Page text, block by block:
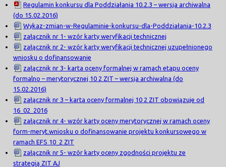
Regulamin konkursu dla Poddziałania 10.2.3 – wersja archiwalna
(do 15.02.2016)
Wykaz-zmian-w-Regulaminie-konkursu-dla-Poddziałania-10.2.3
załącznik nr 1- wzór karty weryfikacji technicznej
załącznik nr 2- wzór karty weryfikacji technicznej uzupełnionego
wniosku o dofinansowanie
załącznik nr 3- karta oceny formalnej w ramach etapu oceny
formalno – merytorycznej 10 2 ZIT – wersja archiwalna (do
15.02.2016)
załącznik nr 3 – karta oceny formalnej 10 2 ZIT obowiązuje od
16_02_2016
załącznik nr 4- wzór karty oceny merytorycznej w ramach oceny
form-meryt.wniosku o dofinansowanie projektu konkursowego w
ramach EFS 10_2 ZIT
załącznik nr 5- wzór karty oceny zgodności projektu ze
strategią ZIT AJ